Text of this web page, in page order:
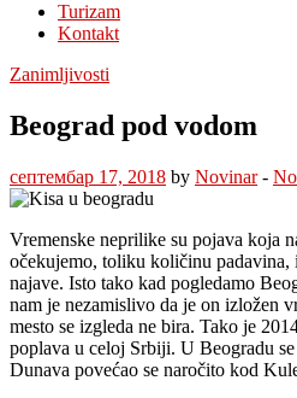
Turizam
Kontakt
Zanimljivosti
Beograd pod vodom
септембар 17, 2018 by Novinar-
Vremenske neprilike su pojava koja
očekujemo, toliku količinu padavina,
najave. Isto tako kad pogledamo
nam je nezamislivo da je on izložen
mesto se izgleda ne bira. Tako je
poplava u celoj Srbiji. U Beogradu
Dunava povećao se naročito kod